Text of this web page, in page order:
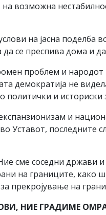
возможна
на јасна
се преспива дома и
проблем и
демократија не
политички и историски
и
Уставот,
сме соседни држави
на границите, како
прекројување на
НИЕ ГРАДИМЕ